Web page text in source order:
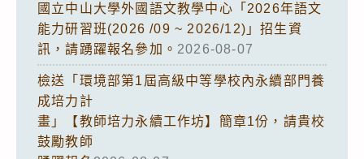
國立中山大學外國語文教學中心「2026年語文
能力研習班(2026 /09 ~ 2026/12)」招生資
訊，請踴躍報名參加。 2026-08-07
檢送「環境部第1屆高級中等學校內永續部門養
成培力計
畫」【教師培力永續工作坊】簡章1份，請貴校
鼓勵教師